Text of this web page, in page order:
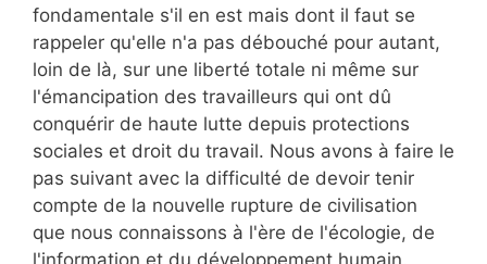
fondamentale s'il en est mais dont il faut se
rappeler qu'elle n'a pas débouché pour autant,
loin de là, sur une liberté totale ni même sur
l'émancipation des travailleurs qui ont dû
conquérir de haute lutte depuis protections
sociales et droit du travail. Nous avons à faire le
pas suivant avec la difficulté de devoir tenir
compte de la nouvelle rupture de civilisation
que nous connaissons à l'ère de l'écologie, de
l'information et du développement humain.